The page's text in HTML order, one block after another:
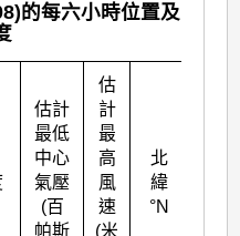
的每六小時位置及
估計
最低
中心
氣壓
(百
帕斯
估
計
最
高
風
速
(米
北
緯
°N